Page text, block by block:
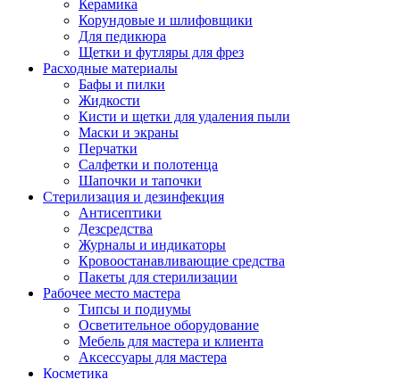
Керамика
Корундовые и шлифовщики
Для педикюра
Щетки и футляры для фрез
Расходные материалы
Бафы и пилки
Жидкости
Кисти и щетки для удаления пыли
Маски и экраны
Перчатки
Салфетки и полотенца
Шапочки и тапочки
Стерилизация и дезинфекция
Антисептики
Дезсредства
Журналы и индикаторы
Кровоостанавливающие средства
Пакеты для стерилизации
Рабочее место мастера
Типсы и подиумы
Осветительное оборудование
Мебель для мастера и клиента
Аксессуары для мастера
Косметика